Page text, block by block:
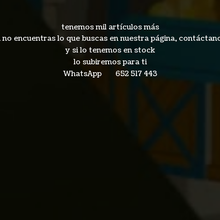
tenemos mil artículos más
no encuentras lo que buscas en nuestra página,
y si lo tenemos en stock
lo subiremos para ti
WhatsApp 652 517 443